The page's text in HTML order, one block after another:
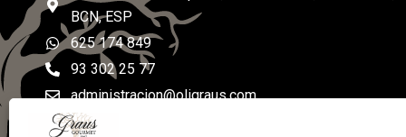
BCN, ESP
625 174 849
93 302 25 77
administracion@oligraus.com
De lunes a sábados: de 8h a 19h